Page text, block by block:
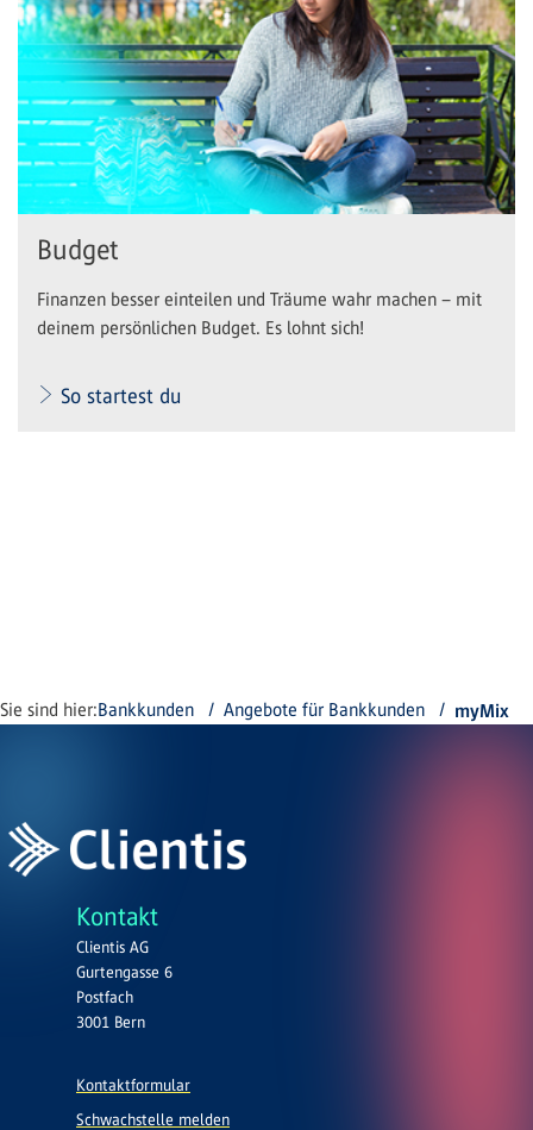
Budget
Finanzen besser einteilen und Träume wahr machen – mit
deinem persönlichen Budget. Es lohnt sich!
So startest du
Sie sind hier:Bankkunden Angebote für Bankkunden myMix
Kontakt
Clientis AG
Gurtengasse 6
Postfach
3001 Bern
Kontaktformular
Schwachstelle melden